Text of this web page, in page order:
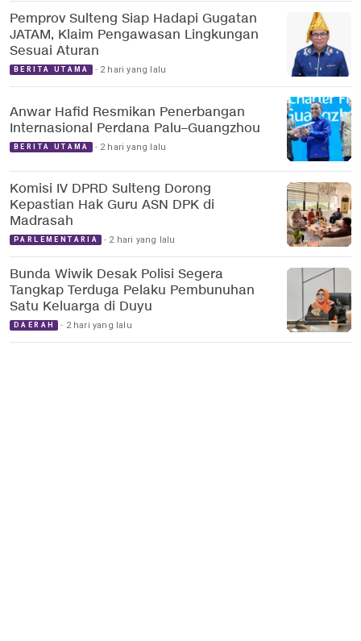
Pemprov Sulteng Siap Hadapi Gugatan
JATAM, Klaim Pengawasan Lingkungan
Sesuai Aturan
BERITA UTAMA 2 hari yang lalu
Anwar Hafid Resmikan Penerbangan
Internasional Perdana Palu–Guangzhou
BERITA UTAMA 2 hari yang lalu
Komisi IV DPRD Sulteng Dorong
Kepastian Hak Guru ASN DPK di
Madrasah
PARLEMENTARIA 2 hari yang lalu
Bunda Wiwik Desak Polisi Segera
Tangkap Terduga Pelaku Pembunuhan
Satu Keluarga di Duyu
DAERAH 2 hari yang lalu